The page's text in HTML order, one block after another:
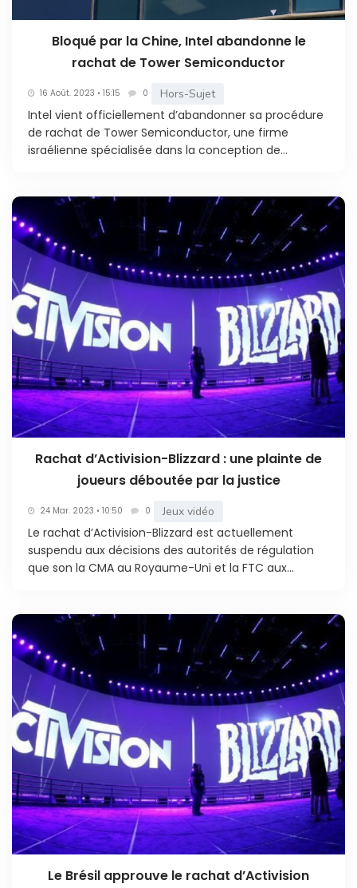
Bloqué par la Chine, Intel abandonne le
rachat de Tower Semiconductor
16 Août. 2023 • 15:15 0 Hors-Sujet
Intel vient officiellement d’abandonner sa procédure
de rachat de Tower Semiconductor, une firme
israélienne spécialisée dans la conception de...
Rachat d’Activision-Blizzard : une plainte de
joueurs déboutée par la justice
24 Mar. 2023 • 10:50 0 Jeux vidéo
Le rachat d’Activision-Blizzard est actuellement
suspendu aux décisions des autorités de régulation
que son la CMA au Royaume-Uni et la FTC aux...
Le Brésil approuve le rachat d’Activision